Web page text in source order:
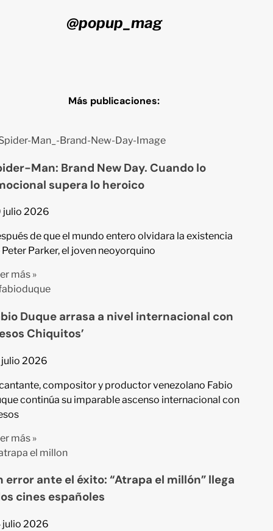
@popup_mag
Más publicaciones:
Man: Brand New Day. Cuando lo
supera lo heroico
julio 2026
de que el mundo entero olvidara la existencia
Peter Parker, el joven neoyorquino
más »
Duque arrasa a nivel internacional con
Chiquitos’
julio 2026
compositor y productor venezolano Fabio
continúa su imparable ascenso internacional con
más »
error ante el éxito: “Atrapa el millón” llega
cines españoles
julio 2026